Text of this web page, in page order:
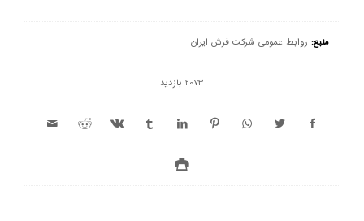
منبع: روابط عمومی شرکت فرش ایران
2073 بازدید